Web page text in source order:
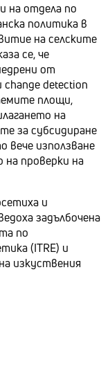
на отдела по
политика в
на селските
се, че
от
detection
площи,
на
за субсидиране
вече използване
проверки на
и
задълбочена
по
(ITRE) и
изкуствения